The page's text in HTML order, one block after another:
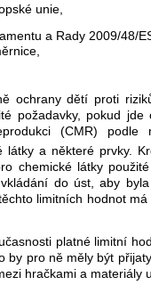
unie,
a Rady 2009/48/
ochrany dětí proti
požadavky, pokud
(CMR) podle
látky a některé prvky.
chemické látky
do úst, aby
limitních hodnot
platné limitní
by pro ně měly být
hračkami a materiály
náhrady